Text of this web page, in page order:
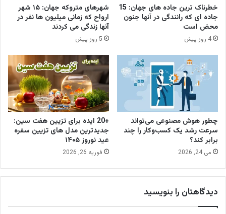
خطرناک ترین جاده های جهان: 15
جاده ای که رانندگی در آنها جنون
محض است
4 روز پیش
شهرهای متروکه جهان: ۱۵ شهر
ارواح که زمانی میلیون ها نفر در
آنها زندگی می کردند
5 روز پیش
چطور هوش مصنوعی می‌تواند
سرعت رشد یک کسب‌وکار را چند
برابر کند؟
می 24, 2026
+20 ایده برای تزیین هفت سین:
جدیدترین مدل های تزیین سفره
عید نوروز ۱۴۰۵
فوریه 26, 2026
دیدگاهتان را بنویسید